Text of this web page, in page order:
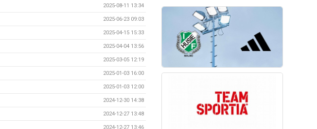
2025-08-11 13:34
2025-06-23 09:03
2025-04-15 15:33
2025-04-04 13:56
2025-03-05 12:19
2025-01-03 16:00
2025-01-03 12:00
2024-12-30 14:38
2024-12-27 13:48
2024-12-27 13:46